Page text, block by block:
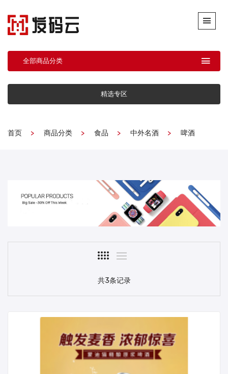
全部商品分类
精选专区
首页 商品分类 食品 中外名酒 啤酒
共3条记录